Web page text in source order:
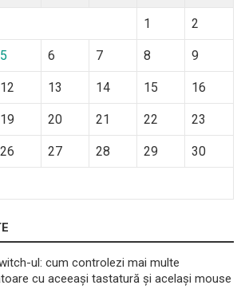
1 2
5 6 7 8 9
12 13 14 15 16
19 20 21 22 23
26 27 28 29 30
ul: cum controlezi mai multe
cu aceeași tastatură și același mouse